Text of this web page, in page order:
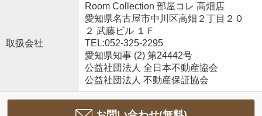
取扱会社
Room Collection 部屋コレ 高畑店
愛知県名古屋市中川区高畑２丁目２０
２ 武藤ビル １Ｆ
TEL:052-325-2295
愛知県知事 (2) 第24442号
公益社団法人 全日本不動産協会
公益社団法人 不動産保証協会